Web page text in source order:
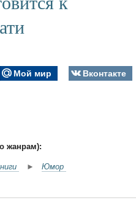
Мой мир Вконтакте
жанрам):
► Юмор